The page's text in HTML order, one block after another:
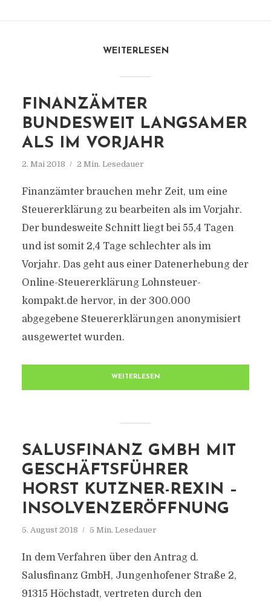
WEITERLESEN
FINANZÄMTER
BUNDESWEIT LANGSAMER
ALS IM VORJAHR
2. Mai 2018 2 Min. Lesedauer
Finanzämter brauchen mehr Zeit, um eine
Steuererklärung zu bearbeiten als im Vorjahr.
Der bundesweite Schnitt liegt bei 55,4 Tagen
und ist somit 2,4 Tage schlechter als im
Vorjahr. Das geht aus einer Datenerhebung der
Online-Steuererklärung Lohnsteuer-
kompakt.de hervor, in der 300.000
abgegebene Steuererklärungen anonymisiert
ausgewertet wurden.
WEITERLESEN
SALUSFINANZ GMBH MIT
GESCHÄFTSFÜHRER
HORST KUTZNER-REXIN –
INSOLVENZERÖFFNUNG
5. August 2018 5 Min. Lesedauer
In dem Verfahren über den Antrag d.
Salusfinanz GmbH, Jungenhofener Straße 2,
91315 Höchstadt, vertreten durch den